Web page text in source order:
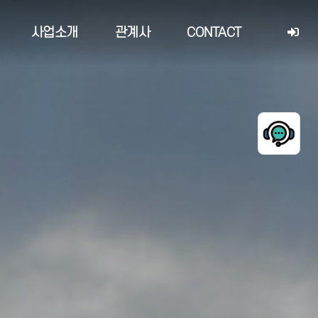
사업소개 관계사 CONTACT